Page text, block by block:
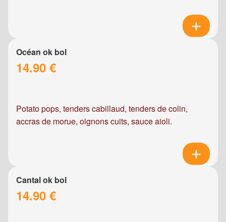
Océan ok bol
14.90 €
Potato pops, tenders cabillaud, tenders de colin,
accras de morue, oignons cuits, sauce aioli.
Cantal ok bol
14.90 €